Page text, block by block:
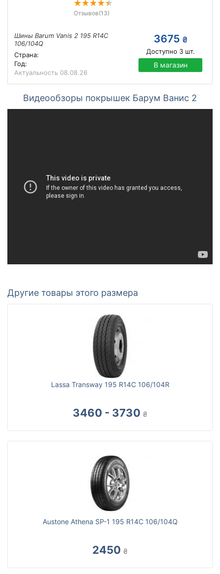
Отзывов(13)
Шины Barum Vanis 2 195 R14C
106/104Q
Страна:
Год:
Актуальность 08.08.26
3675 ₴
Доступно 3шт.
В магазин
Видеообзоры покрышек Барум Ванис 2
Другие товары этого размера
Lassa Transway 195 R14C 106/104R
3460 - 3730 ₴
Austone Athena SP-1 195 R14C 106/104Q
2450 ₴